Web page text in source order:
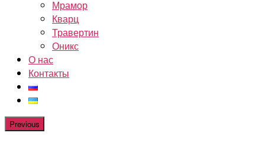
Мрамор
Кварц
Травертин
Оникс
О нас
Контакты
Previous